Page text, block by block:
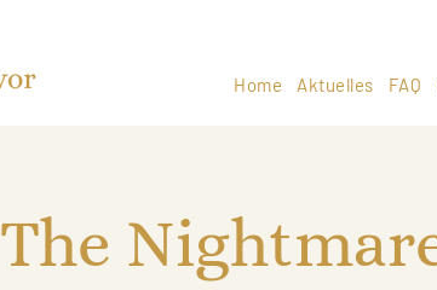
Home Aktuelles FAQ
The